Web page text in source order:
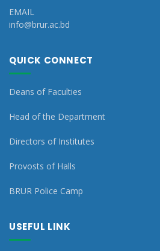
EMAIL
info@brur.ac.bd
QUICK CONNECT
Deans of Faculties
Head of the Department
Directors of Institutes
Provosts of Halls
BRUR Police Camp
USEFUL LINK